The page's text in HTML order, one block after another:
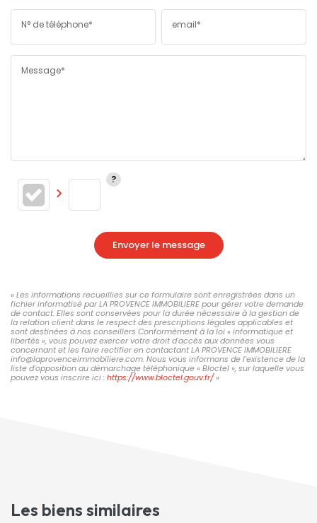
N° de téléphone* email*
Message*
Envoyer le message
« Les informations recueillies sur ce formulaire sont enregistrées dans un
fichier informatisé par LA PROVENCE IMMOBILIERE pour gérer votre demande
de contact. Elles sont conservées pour la durée nécessaire à la gestion de
la relation client dans le respect des prescriptions légales applicables et
sont destinées à nos conseillers Conformément à la loi « informatique et
libertés », vous pouvez exercer votre droit d'accès aux données vous
concernant et les faire rectifier en contactant LA PROVENCE IMMOBILIERE
info@laprovenceimmobiliere.com. Nous vous informons de l'existence de la
liste d'opposition au démarchage téléphonique « Bloctel », sur laquelle vous
pouvez vous inscrire ici : https://www.bloctel.gouv.fr/»
Les biens similaires